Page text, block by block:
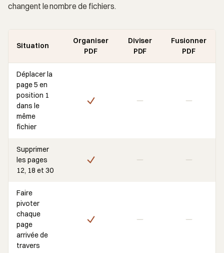
changent le nombre de fichiers.
Situation
Organiser
PDF
Diviser
PDF
Fusionner
PDF
Déplacer la
page 5 en
position 1
dans le
même
fichier
Supprimer
les pages
12, 18 et 30
Faire
pivoter
chaque
page
arrivée de
travers